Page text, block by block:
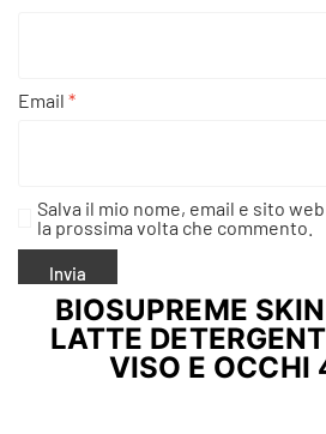
Email *
Salva il mio nome, email e sito
la prossima volta che commento.
BIOSUPREME
LATTE
VISO E OCCHI